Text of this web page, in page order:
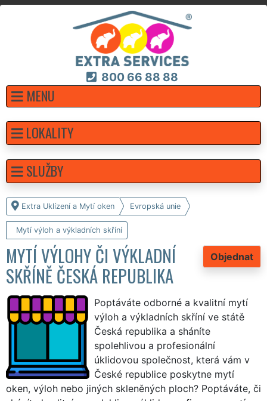
800 66 88 88
MENU
Extra Uklízení a Mytí oken Evropská unie
Mytí výloh a výkladních skříní
Objednat
MYTÍ VÝLOHY ČI VÝKLADNÍ
SKŘÍNĚ ČESKÁ REPUBLIKA
Poptáváte odborné a kvalitní mytí
výloh a výkladních skříní ve státě
Česká republika a sháníte
spolehlivou a profesionální
úklidovou společnost, která vám v
České republice poskytne mytí
oken, výloh nebo jiných skleněných ploch? Poptáváte, či
LOKALITY
SLUŽBY